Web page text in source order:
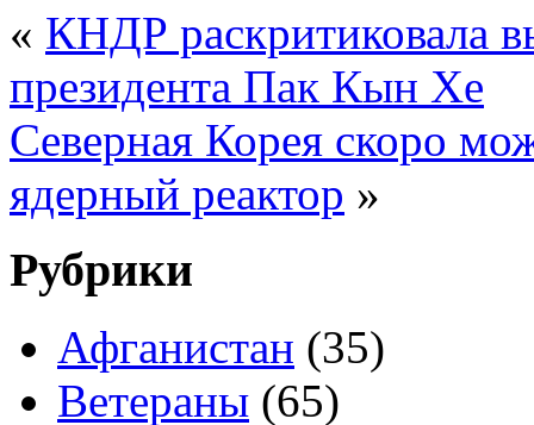
« КНДР раскритиковала
президента Пак Кын Хе
Северная Корея скоро
ядерный реактор »
Рубрики
Афганистан (35)
Ветераны (65)